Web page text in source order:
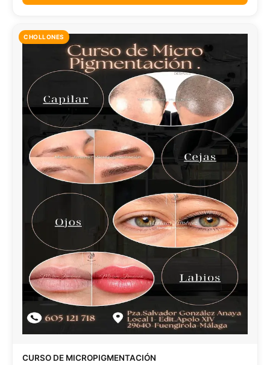
CHOLLONES
CURSO DE MICROPIGMENTACIÓN